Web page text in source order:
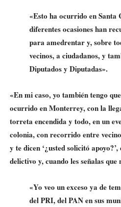
«Esto ha ocurrido en Santa
diferentes ocasiones han
para amedrentar y, sobre
vecinos, a ciudadanos, y
Diputados y Diputadas».
«En mi caso, yo también tengo
ocurrido en Monterrey, con la
torreta encendida y todo, en un
colonia, con recorrido entre
y te dicen ‘¿usted solicitó
delictivo y, cuando les señalas
«Yo veo un exceso ya de
del PRI, del PAN en sus